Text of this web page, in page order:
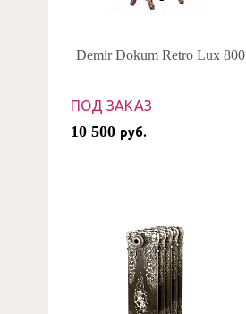
Demir Dokum Retro Lux 800
ПОД ЗАКАЗ
10 500 руб.